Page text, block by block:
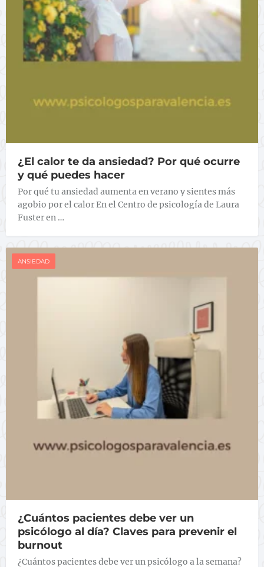
¿El calor te da ansiedad? Por qué ocurre
y qué puedes hacer
Por qué tu ansiedad aumenta en verano y sientes más
agobio por el calor En el Centro de psicología de Laura
Fuster en …
ANSIEDAD
¿Cuántos pacientes debe ver un
psicólogo al día? Claves para prevenir el
burnout
¿Cuántos pacientes debe ver un psicólogo a la semana?